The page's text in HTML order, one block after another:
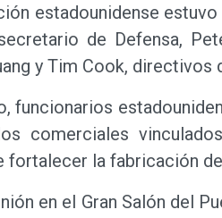
estadounidense
de Defensa,
y Tim Cook, directivos
funcionarios
comerciales
fortalecer la fabricación
en el Gran Salón del